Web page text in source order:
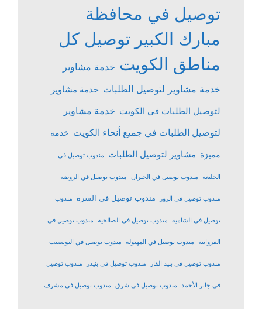
توصيل في محافظة
مبارك الكبير توصيل كل
مناطق الكويت خدمة مشاوير
خدمة مشاوير لتوصيل الطلبات خدمة مشاوير
لتوصيل الطلبات في الكويت خدمة مشاوير
لتوصيل الطلبات في جميع أنحاء الكويت خدمة
مميزة مشاوير لتوصيل الطلبات مندوب توصيل في
الجليعة مندوب توصيل في الخيران مندوب توصيل في الروضة
مندوب توصيل في الزور مندوب توصيل في السرة مندوب
توصيل في الشامية مندوب توصيل في الصالحية مندوب توصيل في
الفروانية مندوب توصيل في المهبولة مندوب توصيل في النويصيب
مندوب توصيل في بنيد القار مندوب توصيل في بنيدر مندوب توصيل
في جابر الأحمد مندوب توصيل في شرق مندوب توصيل في مشرف